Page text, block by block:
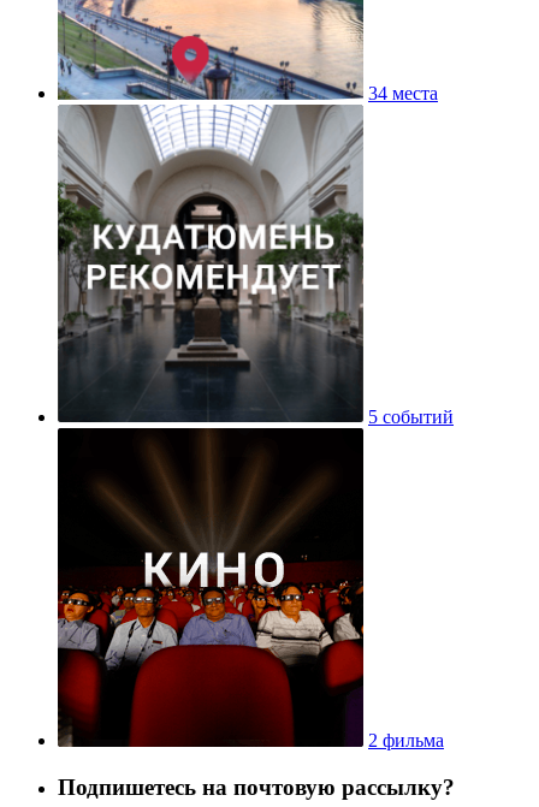
34 места
5 событий
2 фильма
Подпишетесь на почтовую рассылку?